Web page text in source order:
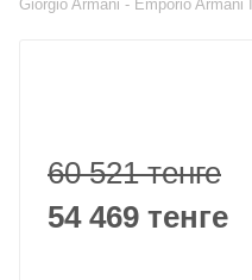
Giorgio Armani - Emporio
60 521 тенге
54 469 тенге